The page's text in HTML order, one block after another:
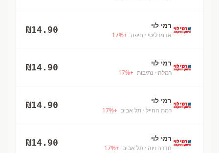
רמי לוי
אדמרליטי · חיפה +
17%
₪14.90
רמי לוי
רמלה · נתיבות +
17%
₪14.90
רמי לוי
רמת החייל · תל אביב +
17%
₪14.90
רמי לוי
חדרה ויוה · תל אביב +
17%
₪14.90